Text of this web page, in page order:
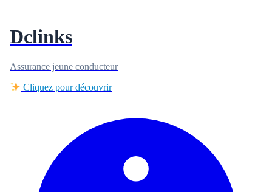
Dclinks
Assurance jeune conducteur
Cliquez pour découvrir